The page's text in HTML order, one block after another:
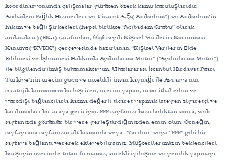
koordinasyonunda çalışmalar yürüten özerk kamu kuruluşlarıdır.
Acıbadem Sağlık Hizmetleri ve Ticaret A.Ş.(“Acıbadem”) ve Acıbadem’in
hakim ve bağlı şirketleri (hepsi birlikte “Acıbadem Grubu” olarak
anılacaktır.) (EK-1) tarafından, 6698 sayılı Kişisel Verilerin Korunması
Kanunu (“KVKK”) çerçevesinde hazırlanan “Kişisel Verilerin Elde
Edilmesi ve İşlenmesi Hakkında Aydınlatma Metni” (“Aydınlatma Metni”)
ile bilgilendirilmiş bulunmaktayım. Uluslararası İstanbul Hırdavat Fuarı
Türkiye’nin üretim gücü ve nitelikli insan kaynağı ile Avrasya’nın
stratejik konumunu birleştiren, üretim yapan, ürün ithal eden ve
yurtdışı bağlantılarla katma değerli ticaret yapmak isteyen ziyaretçi ve
katılımcıları bir araya getiriyor. SSS sayfanızı hazırladıktan sonra, web
sayfanızda görünür bir yere yerleştirdiğinizden emin olun. Örneğin,
sayfayı ana sayfanızın alt kısmında veya “Yardım” veya “SSS” gibi bir
sayfaya bağlantı vererek ekleyebilirsiniz. Müşterilerimizin beklentileri
herşeyin üzerinde tutan firmamız, sürekli iyileşme ve yenilik yapmayı